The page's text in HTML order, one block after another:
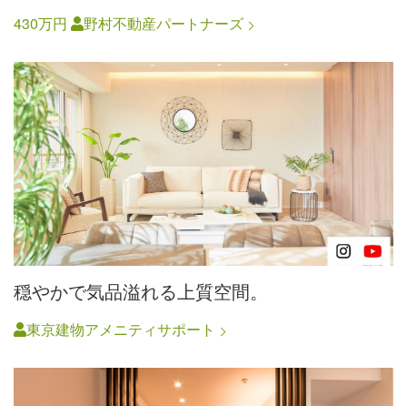
430万円 野村不動産パートナーズ
穏やかで気品溢れる上質空間。
東京建物アメニティサポート